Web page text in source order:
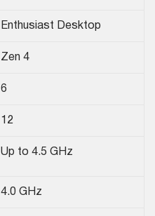
Enthusiast Desktop
Zen 4
6
12
Up to 4.5 GHz
4.0 GHz